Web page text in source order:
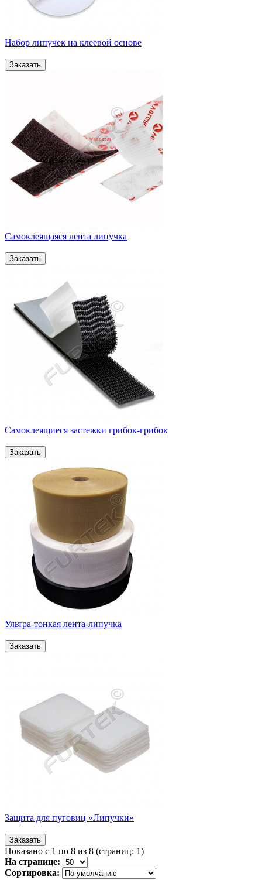
Набор липучек на клеевой основе
Самоклеящаяся лента липучка
Самоклеящиеся застежки грибок-грибок
Ультра-тонкая лента-липучка
Защита для пуговиц «Липучки»
Показано с 1 по 8 из 8 (страниц: 1)
На странице:
Сортировка: